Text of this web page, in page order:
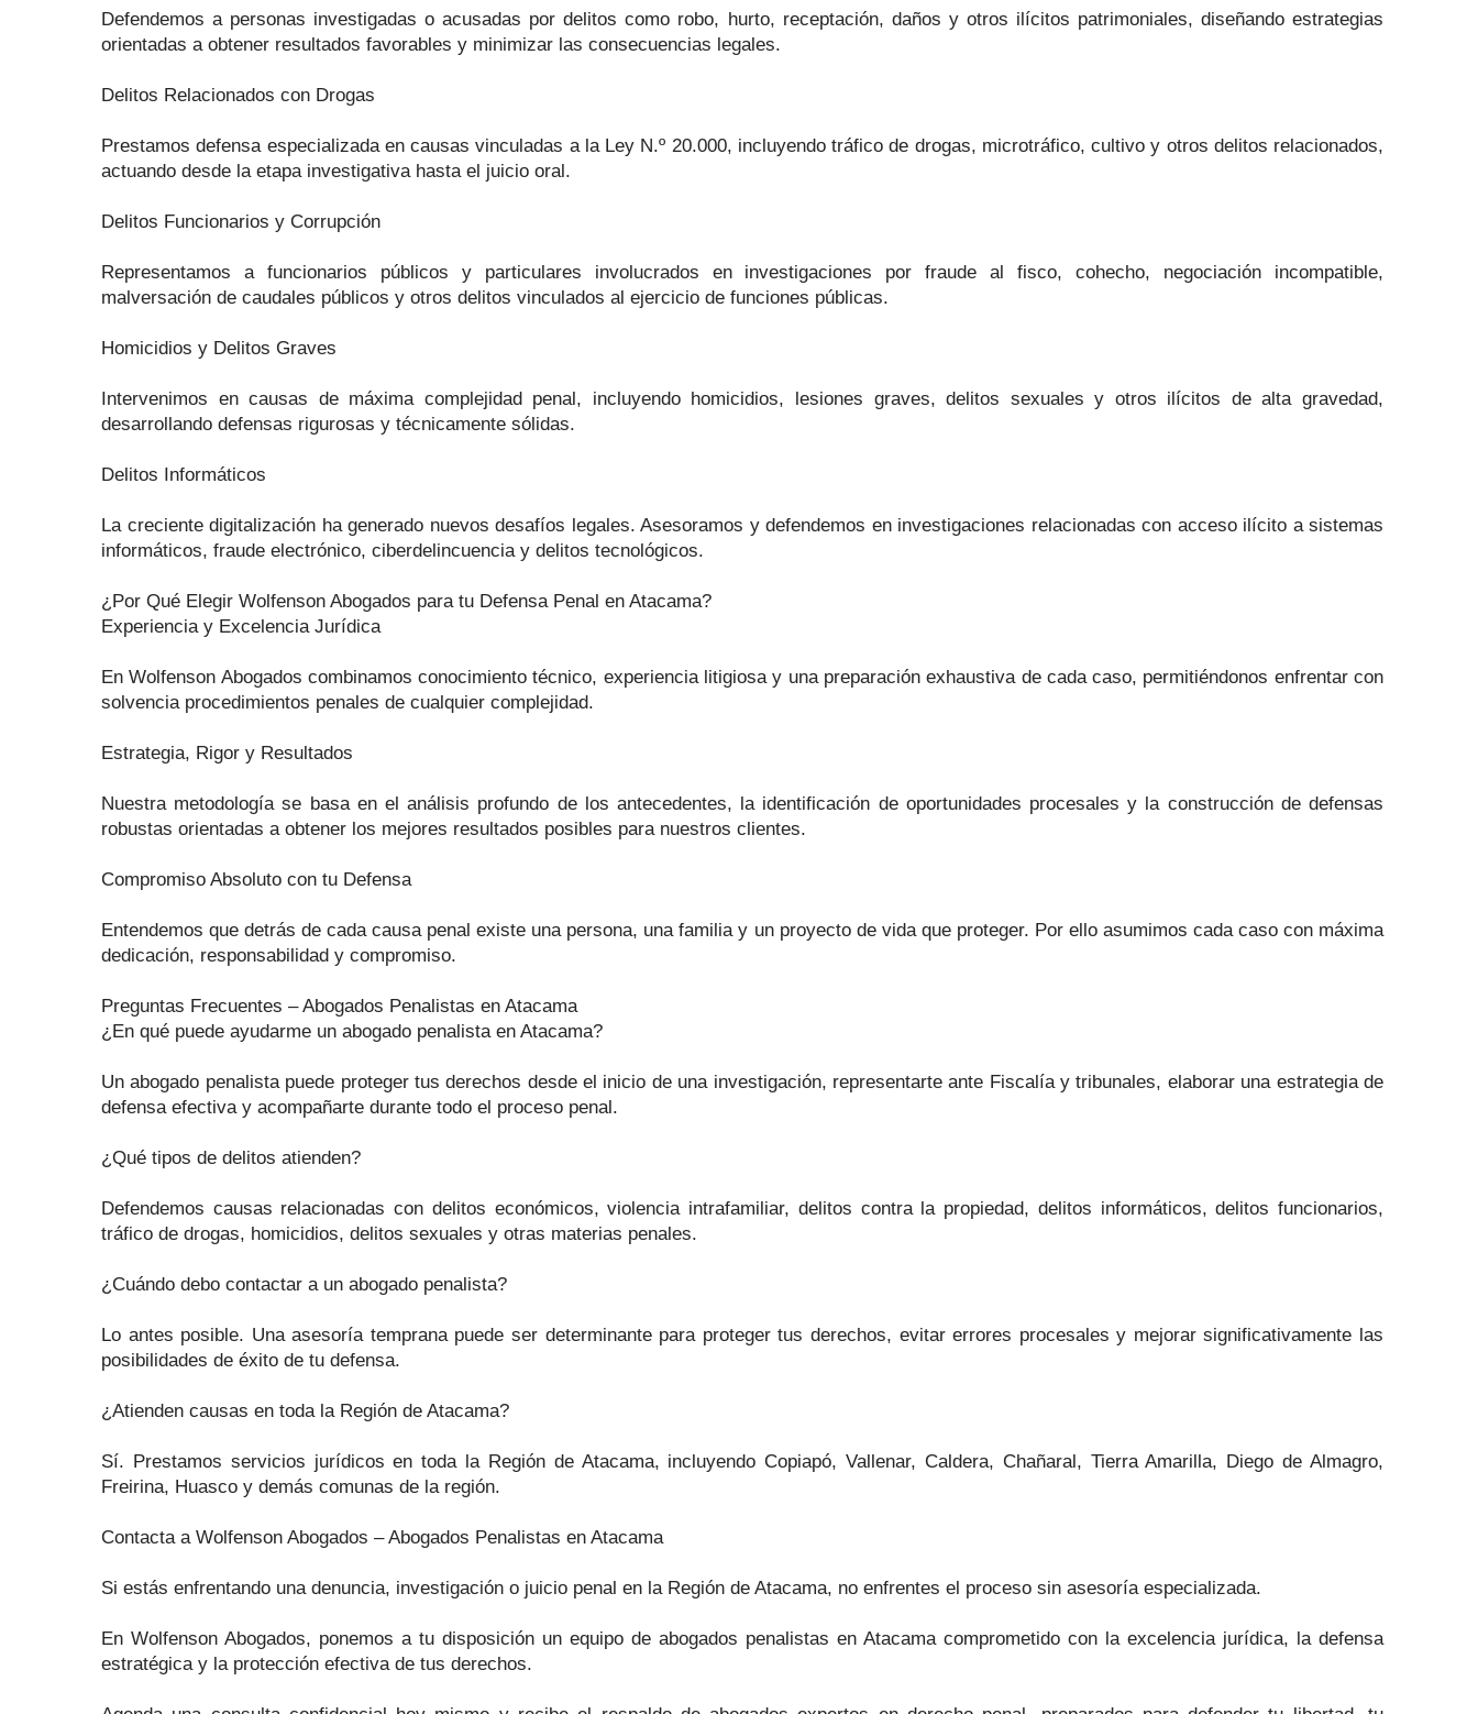
Defendemos a personas investigadas o acusadas por delitos como robo, hurto, receptación, daños y otros ilícitos patrimoniales, diseñando estrategias
orientadas a obtener resultados favorables y minimizar las consecuencias legales.
Delitos Relacionados con Drogas
Prestamos defensa especializada en causas vinculadas a la Ley N.º 20.000, incluyendo tráfico de drogas, microtráfico, cultivo y otros delitos relacionados,
actuando desde la etapa investigativa hasta el juicio oral.
Delitos Funcionarios y Corrupción
Representamos a funcionarios públicos y particulares involucrados en investigaciones por fraude al fisco, cohecho, negociación incompatible,
malversación de caudales públicos y otros delitos vinculados al ejercicio de funciones públicas.
Homicidios y Delitos Graves
Intervenimos en causas de máxima complejidad penal, incluyendo homicidios, lesiones graves, delitos sexuales y otros ilícitos de alta gravedad,
desarrollando defensas rigurosas y técnicamente sólidas.
Delitos Informáticos
La creciente digitalización ha generado nuevos desafíos legales. Asesoramos y defendemos en investigaciones relacionadas con acceso ilícito a sistemas
informáticos, fraude electrónico, ciberdelincuencia y delitos tecnológicos.
¿Por Qué Elegir Wolfenson Abogados para tu Defensa Penal en Atacama?
Experiencia y Excelencia Jurídica
En Wolfenson Abogados combinamos conocimiento técnico, experiencia litigiosa y una preparación exhaustiva de cada caso, permitiéndonos enfrentar con
solvencia procedimientos penales de cualquier complejidad.
Estrategia, Rigor y Resultados
Nuestra metodología se basa en el análisis profundo de los antecedentes, la identificación de oportunidades procesales y la construcción de defensas
robustas orientadas a obtener los mejores resultados posibles para nuestros clientes.
Compromiso Absoluto con tu Defensa
Entendemos que detrás de cada causa penal existe una persona, una familia y un proyecto de vida que proteger. Por ello asumimos cada caso con máxima
dedicación, responsabilidad y compromiso.
Preguntas Frecuentes – Abogados Penalistas en Atacama
¿En qué puede ayudarme un abogado penalista en Atacama?
Un abogado penalista puede proteger tus derechos desde el inicio de una investigación, representarte ante Fiscalía y tribunales, elaborar una estrategia de
defensa efectiva y acompañarte durante todo el proceso penal.
¿Qué tipos de delitos atienden?
Defendemos causas relacionadas con delitos económicos, violencia intrafamiliar, delitos contra la propiedad, delitos informáticos, delitos funcionarios,
tráfico de drogas, homicidios, delitos sexuales y otras materias penales.
¿Cuándo debo contactar a un abogado penalista?
Lo antes posible. Una asesoría temprana puede ser determinante para proteger tus derechos, evitar errores procesales y mejorar significativamente las
posibilidades de éxito de tu defensa.
¿Atienden causas en toda la Región de Atacama?
Sí. Prestamos servicios jurídicos en toda la Región de Atacama, incluyendo Copiapó, Vallenar, Caldera, Chañaral, Tierra Amarilla, Diego de Almagro,
Freirina, Huasco y demás comunas de la región.
Contacta a Wolfenson Abogados – Abogados Penalistas en Atacama
Si estás enfrentando una denuncia, investigación o juicio penal en la Región de Atacama, no enfrentes el proceso sin asesoría especializada.
En Wolfenson Abogados, ponemos a tu disposición un equipo de abogados penalistas en Atacama comprometido con la excelencia jurídica, la defensa
estratégica y la protección efectiva de tus derechos.